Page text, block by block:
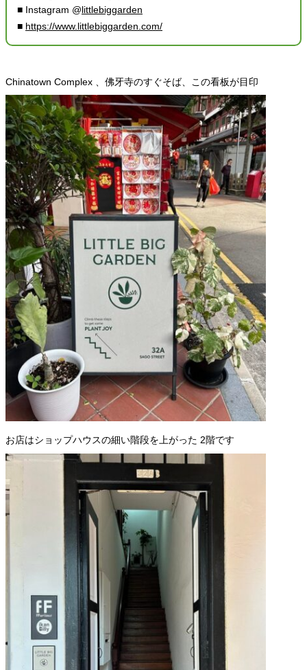
■ Instagram @littlebiggarden
■ https://www.littlebiggarden.com/
Chinatown Complex 、佛牙寺のすぐそば、この看板が目印
お店はショップハウスの細い階段を上がった 2階です